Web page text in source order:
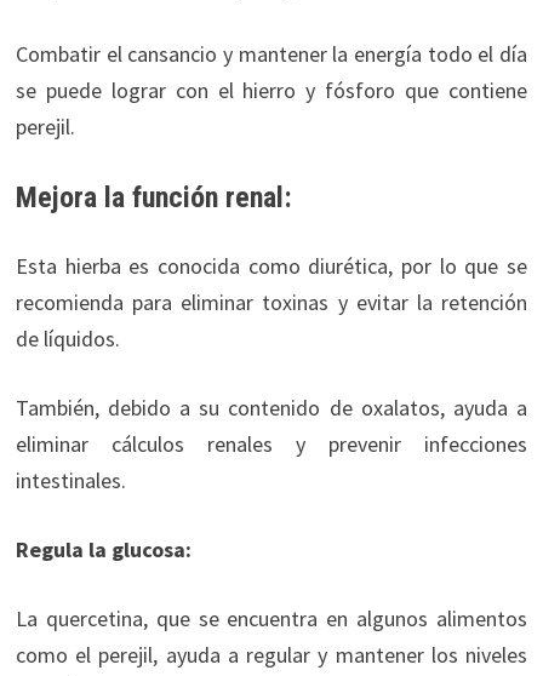
Combatir el cansancio y mantener la energía todo el día
se puede lograr con el hierro y fósforo que contiene
perejil.
Mejora la función renal:
Esta hierba es conocida como diurética, por lo que se
recomienda para eliminar toxinas y evitar la retención
de líquidos.
También, debido a su contenido de oxalatos, ayuda a
eliminar cálculos renales y prevenir infecciones
intestinales.
Regula la glucosa:
La quercetina, que se encuentra en algunos alimentos
como el perejil, ayuda a regular y mantener los niveles